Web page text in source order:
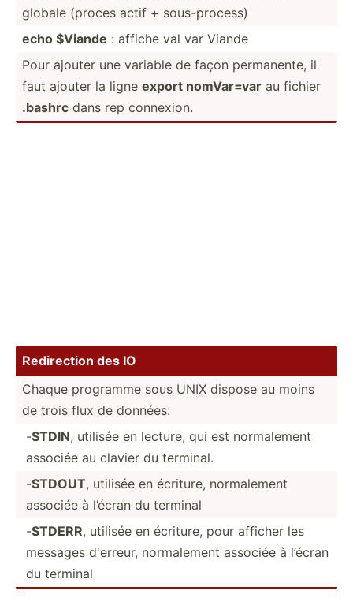
globale (proces actif + sous-p­rocess)
echo $Viande : affiche val var Viande
Pour ajouter une variable de façon perman­ente, il
faut ajouter la ligne export nomVar=var au fichier
.bashrc dans rep connexion.
Redire­ction des IO
Chaque programme sous UNIX dispose au moins
de trois flux de données:
-STDIN, utilisée en lecture, qui est normal­ement
associée au clavier du terminal.
-STDOUT, utilisée en écriture, normal­ement
associée à l’écran du terminal
-STDERR, utilisée en écriture, pour afficher les
messages d'erreur, normal­ement associée à l’écran
du terminal